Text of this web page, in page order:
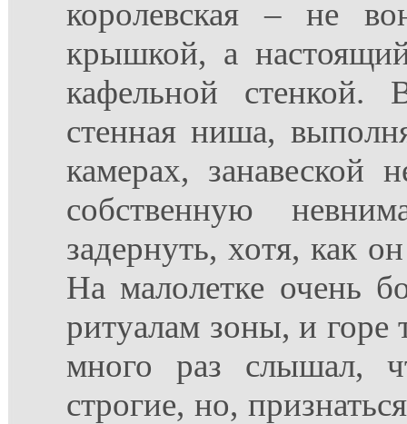
королевская – не
крышкой, а
кафельной стенкой.
стенная ниша,
камерах, занавеской
собственную
задернуть, хотя, как
На малолетке очень
ритуалам зоны, и горе
много раз слышал,
строгие, но,